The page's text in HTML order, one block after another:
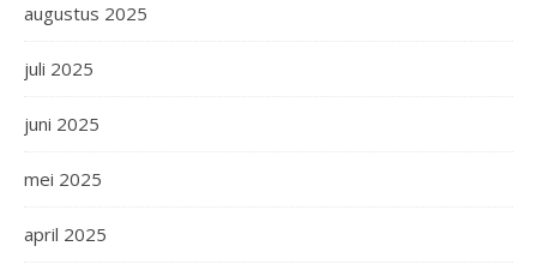
augustus 2025
juli 2025
juni 2025
mei 2025
april 2025